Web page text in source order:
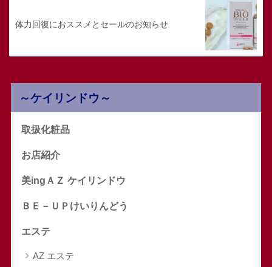
体力回復におススメとセールのお知らせ
～ケイリンドウ～
取扱化粧品
お店紹介
美ingＡＺ ケイリンドウ
ＢＥ－ＵＰけいりんどう
エステ
AZ エステ